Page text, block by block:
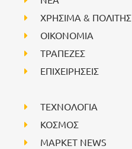
ΧΡΗΣΙΜΑ & ΠΟΛΙΤΗΣ
ΟΙΚΟΝΟΜΙΑ
ΤΡΑΠΕΖΕΣ
ΕΠΙΧΕΙΡΗΣΕΙΣ
ΤΕΧΝΟΛΟΓΙΑ
ΚΟΣΜΟΣ
ΜΑΡΚΕΤ NEWS